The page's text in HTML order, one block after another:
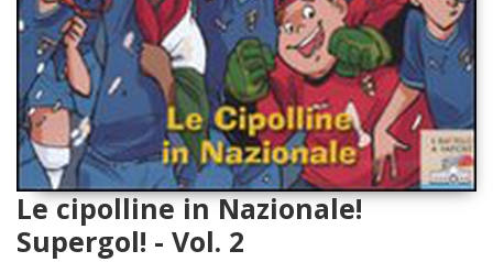
Le cipolline in Nazionale!
Supergol! - Vol. 2